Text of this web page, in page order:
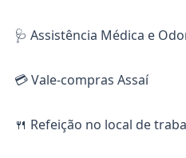
🩺 Assistência Médica e
💳 Vale-compras Assaí
🍴 Refeição no local de